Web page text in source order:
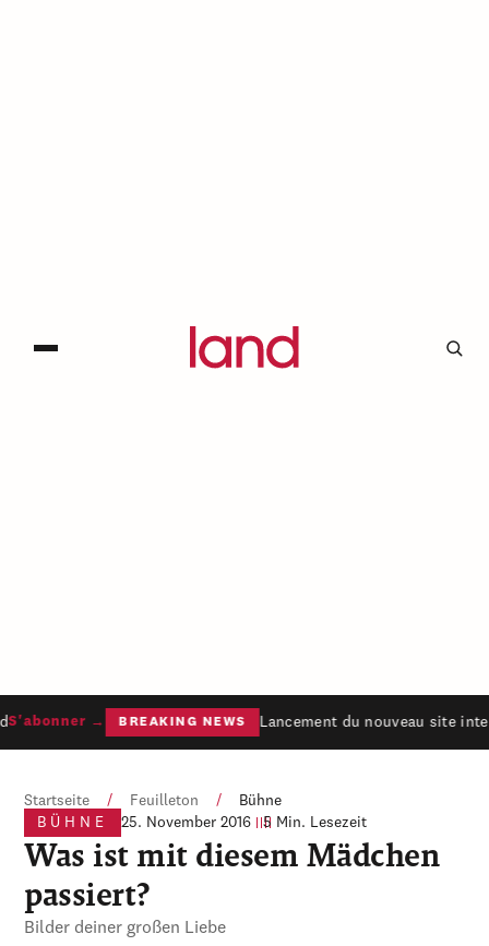
→ BREAKING NEWS Lancement du nouveau site
Startseite / Feuilleton /
Bühne
BÜHNE
25. November 2016 5 Min. Lesezeit
Was ist mit diesem Mädchen
passiert?
Bilder deiner großen Liebe